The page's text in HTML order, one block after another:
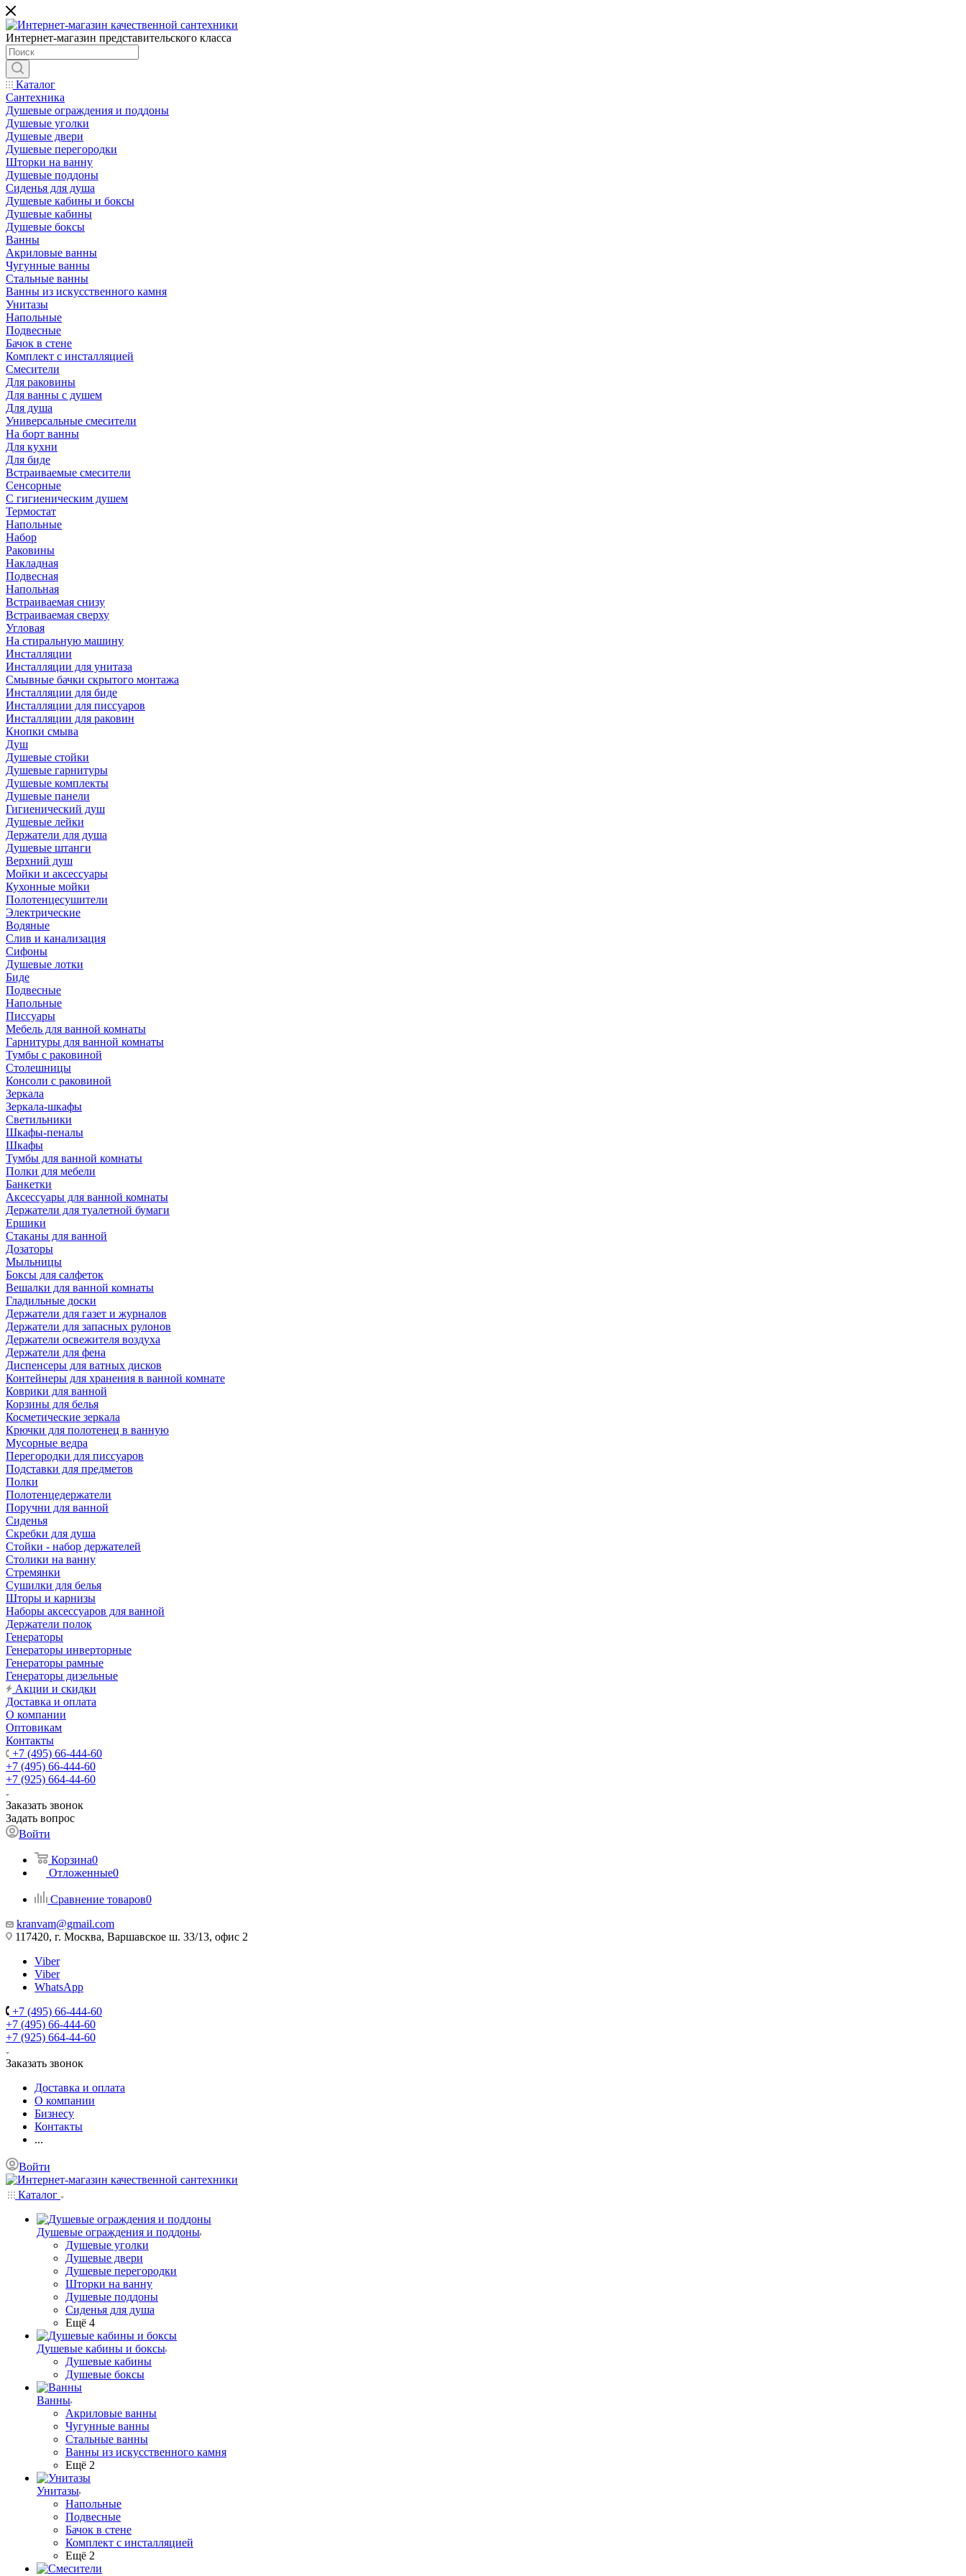
Интернет-магазин представительского класса
Каталог
Сантехника
Душевые ограждения и поддоны
Душевые уголки
Душевые двери
Душевые перегородки
Шторки на ванну
Душевые поддоны
Сиденья для душа
Душевые кабины и боксы
Душевые кабины
Душевые боксы
Ванны
Акриловые ванны
Чугунные ванны
Стальные ванны
Ванны из искусственного камня
Унитазы
Напольные
Подвесные
Бачок в стене
Комплект с инсталляцией
Смесители
Для раковины
Для ванны с душем
Для душа
Универсальные смесители
На борт ванны
Для кухни
Для биде
Встраиваемые смесители
Сенсорные
С гигиеническим душем
Термостат
Напольные
Набор
Раковины
Накладная
Подвесная
Напольная
Встраиваемая снизу
Встраиваемая сверху
Угловая
На стиральную машину
Инсталляции
Инсталляции для унитаза
Смывные бачки скрытого монтажа
Инсталляции для биде
Инсталляции для писсуаров
Инсталляции для раковин
Кнопки смыва
Душ
Душевые стойки
Душевые гарнитуры
Душевые комплекты
Душевые панели
Гигиенический душ
Душевые лейки
Держатели для душа
Душевые штанги
Верхний душ
Мойки и аксессуары
Кухонные мойки
Полотенцесушители
Электрические
Водяные
Слив и канализация
Сифоны
Душевые лотки
Биде
Подвесные
Напольные
Писсуары
Мебель для ванной комнаты
Гарнитуры для ванной комнаты
Тумбы с раковиной
Столешницы
Консоли с раковиной
Зеркала
Зеркала-шкафы
Светильники
Шкафы-пеналы
Шкафы
Тумбы для ванной комнаты
Полки для мебели
Банкетки
Аксессуары для ванной комнаты
Держатели для туалетной бумаги
Ершики
Стаканы для ванной
Дозаторы
Мыльницы
Боксы для салфеток
Вешалки для ванной комнаты
Гладильные доски
Держатели для газет и журналов
Держатели для запасных рулонов
Держатели освежителя воздуха
Держатели для фена
Диспенсеры для ватных дисков
Контейнеры для хранения в ванной комнате
Коврики для ванной
Корзины для белья
Косметические зеркала
Крючки для полотенец в ванную
Мусорные ведра
Перегородки для писсуаров
Подставки для предметов
Полки
Полотенцедержатели
Поручни для ванной
Сиденья
Скребки для душа
Стойки - набор держателей
Столики на ванну
Стремянки
Сушилки для белья
Шторы и карнизы
Наборы аксессуаров для ванной
Держатели полок
Генераторы
Генераторы инверторные
Генераторы рамные
Генераторы дизельные
Акции и скидки
Доставка и оплата
О компании
Оптовикам
Контакты
+7 (495) 66-444-60
+7 (495) 66-444-60
+7 (925) 664-44-60
Заказать звонок
Задать вопрос
Войти
Корзина0
Отложенные0
Сравнение товаров0
kranvam@gmail.com
117420, г. Москва, Варшавское ш. 33/13, офис 2
Viber
Viber
WhatsApp
+7 (495) 66-444-60
+7 (495) 66-444-60
+7 (925) 664-44-60
Заказать звонок
Доставка и оплата
О компании
Бизнесу
Контакты
...
Войти
Каталог
Душевые ограждения и поддоны
Душевые уголки
Душевые двери
Душевые перегородки
Шторки на ванну
Душевые поддоны
Сиденья для душа
Ещё 4
Душевые кабины и боксы
Душевые кабины
Душевые боксы
Ванны
Акриловые ванны
Чугунные ванны
Стальные ванны
Ванны из искусственного камня
Ещё 2
Унитазы
Напольные
Подвесные
Бачок в стене
Комплект с инсталляцией
Ещё 2